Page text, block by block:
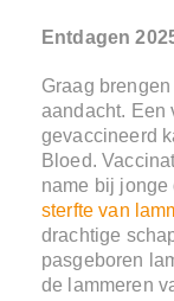
Entdagen
Graag
aandacht. Een
gevaccineerd
Bloed.
name bij jonge
sterfte van
drachtige
pasgeboren
de lammeren